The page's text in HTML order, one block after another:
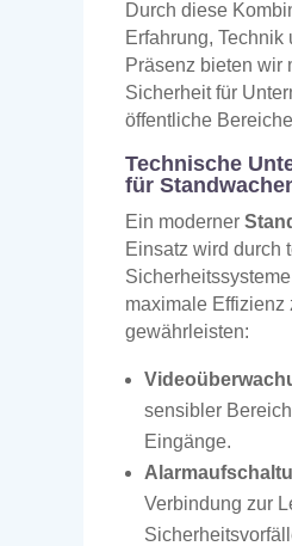
Durch diese
Erfahrung, Technik
Präsenz bieten wir
Sicherheit für
öffentliche
Technische
für
Ein moderner
Einsatz wird durch
maximale Effizienz
gewährleisten:
sensibler
Eingänge.
Verbindung zur